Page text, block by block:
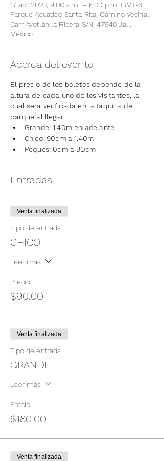
17 abr 2023, 9:00 a.m. – 6:00 p.m. GMT-6
Parque Acuatico Santa Rita, Camino Vecinal,
Carr Ayotlán la Ribera S/N, 47940 Jal.,
México
Acerca del evento
El precio de los boletos depende de la
altura de cada uno de los visitantes, la
cual será verificada en la taquilla del
parque al llegar.
Grande: 1.40m en adelante
Chico: 90cm a 1.40m
Peques: 0cm a 90cm
Entradas
Venta finalizada
Tipo de entrada
CHICO
Leer más
Precio
$90.00
Venta finalizada
Tipo de entrada
GRANDE
Leer más
Precio
$180.00
Venta finalizada